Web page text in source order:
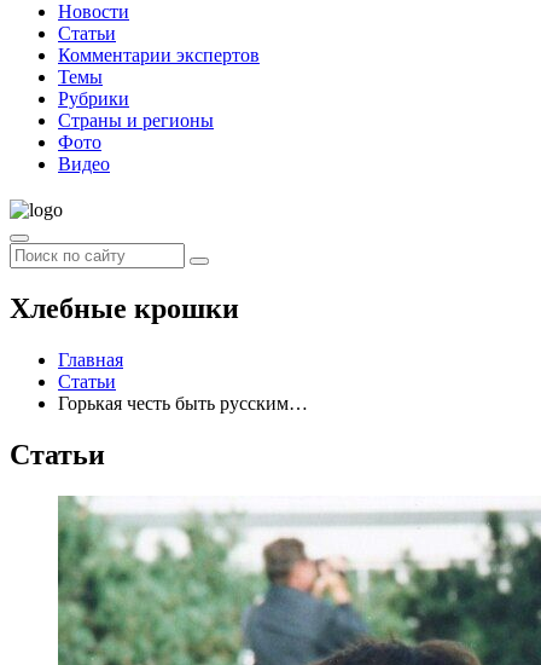
Новости
Статьи
Комментарии экспертов
Темы
Рубрики
Страны и регионы
Фото
Видео
Хлебные крошки
Главная
Статьи
Горькая честь быть русским…
Статьи